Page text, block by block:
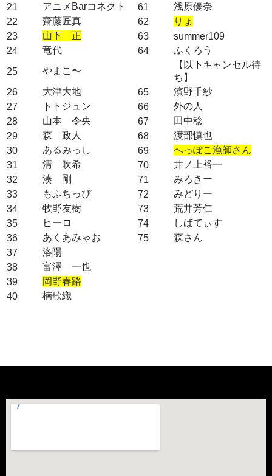
21
アニメBarコネクト 61
浅原優奈
22
齋藤匠真 62
りょ
23
山下 正 63
summer109
24
竜代 64 ふくろう
25 やまこ〜
【以下キャンセル待
ち】
26
大津大地 65
濱野千紗
27
トトジュン 66
外の人
28
山本 令央 67
田中稔
29
森 政人 68
渡部慎也
30
あるみっし 69
へっぽこ漁師さん
31
清 吹希 70
井ノ上裕一
32
湊 剛 71
みろきー
33
もふちっぴ 72
みどりー
34
牧野友樹 73
荒井芳仁
35
ヒーロ 74
しばてぃす
36
あくあみゃお 75
森さん
37
洛陽
38
富澤 一也
39
岡野春路
40
楠歌織